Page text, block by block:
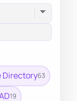
Directory63
19